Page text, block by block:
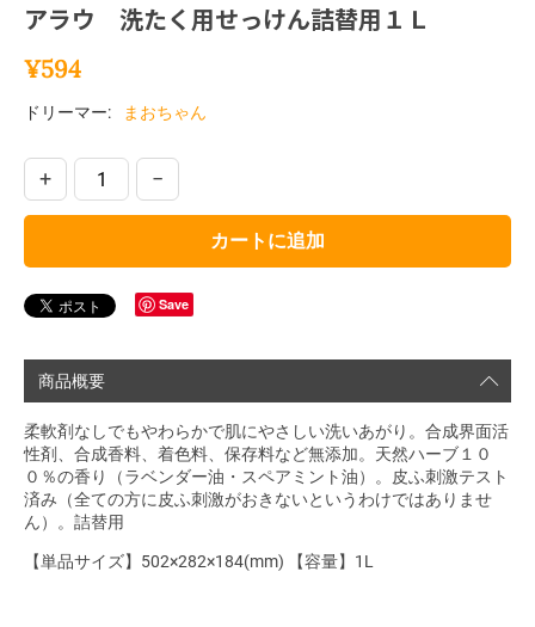
アラウ 洗たく用せっけん詰替用１Ｌ
¥594
ドリーマー: まおちゃん
+ −
カートに追加
Save
商品概要
柔軟剤なしでもやわらかで肌にやさしい洗いあがり。合成界面活
性剤、合成香料、着色料、保存料など無添加。天然ハーブ１０
０％の香り（ラベンダー油・スペアミント油）。皮ふ刺激テスト
済み（全ての方に皮ふ刺激がおきないというわけではありませ
ん）。詰替用
【単品サイズ】502×282×184(mm) 【容量】1L